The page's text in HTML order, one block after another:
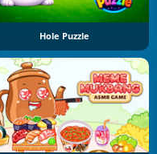
Hole Puzzle